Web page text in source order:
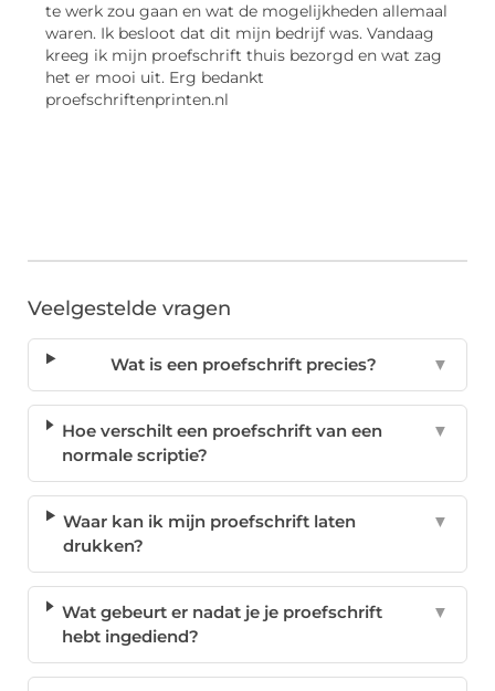
te werk zou gaan en wat de mogelijkheden allemaal
waren. Ik besloot dat dit mijn bedrijf was. Vandaag
kreeg ik mijn proefschrift thuis bezorgd en wat zag
het er mooi uit. Erg bedankt
proefschriftenprinten.nl
Veelgestelde vragen
Wat is een proefschrift precies? ▼
Hoe verschilt een proefschrift van een
normale scriptie?
▼
Waar kan ik mijn proefschrift laten
drukken?
▼
Wat gebeurt er nadat je je proefschrift
hebt ingediend?
▼